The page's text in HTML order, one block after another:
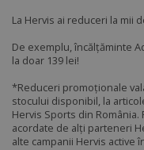
La Hervis ai reduceri la mii
De exemplu, încălțăminte
la doar 139 lei!
*Reduceri promoționale
stocului disponibil, la
Hervis Sports din
acordate de alți parteneri
alte campanii Hervis active